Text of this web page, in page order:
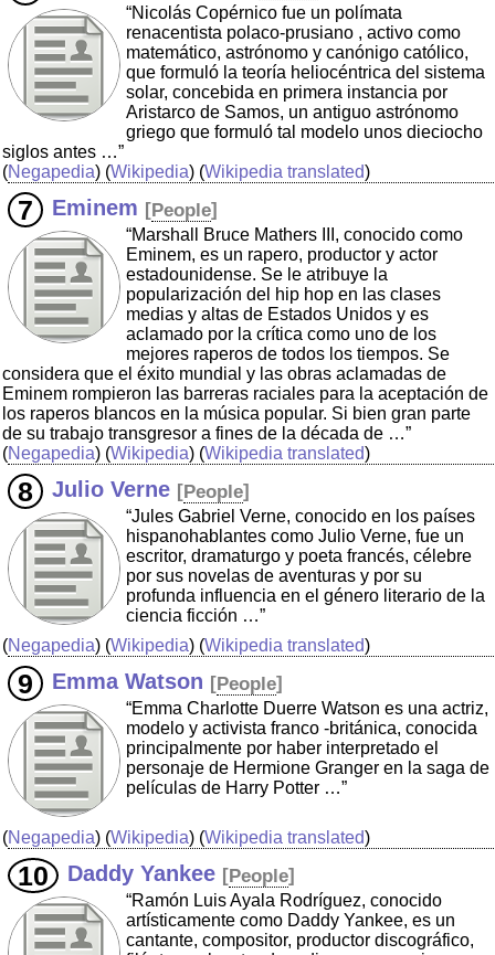
“Nicolás Copérnico fue un polímata
renacentista polaco-prusiano , activo como
matemático, astrónomo y canónigo católico,
que formuló la teoría heliocéntrica del sistema
solar, concebida en primera instancia por
Aristarco de Samos, un antiguo astrónomo
griego que formuló tal modelo unos dieciocho
siglos antes …”
(Negapedia) (Wikipedia) (Wikipedia translated)
Eminem [People]
“Marshall Bruce Mathers III, conocido como
Eminem, es un rapero, productor y actor
estadounidense. Se le atribuye la
popularización del hip hop en las clases
medias y altas de Estados Unidos y es
aclamado por la crítica como uno de los
mejores raperos de todos los tiempos. Se
considera que el éxito mundial y las obras aclamadas de
Eminem rompieron las barreras raciales para la aceptación de
los raperos blancos en la música popular. Si bien gran parte
de su trabajo transgresor a fines de la década de …”
(Negapedia) (Wikipedia) (Wikipedia translated)
Julio Verne [People]
“Jules Gabriel Verne, conocido en los países
hispanohablantes como Julio Verne, fue un
escritor, dramaturgo y poeta francés, célebre
por sus novelas de aventuras y por su
profunda influencia en el género literario de la
ciencia ficción …”
(Negapedia) (Wikipedia) (Wikipedia translated)
Emma Watson [People]
“Emma Charlotte Duerre Watson es una actriz,
modelo y activista franco -británica, conocida
principalmente por haber interpretado el
personaje de Hermione Granger en la saga de
películas de Harry Potter …”
(Negapedia) (Wikipedia) (Wikipedia translated)
Daddy Yankee [People]
“Ramón Luis Ayala Rodríguez, conocido
artísticamente como Daddy Yankee, es un
cantante, compositor, productor discográfico,